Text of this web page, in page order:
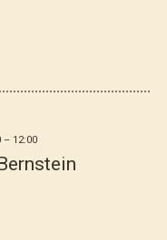
– 12:00